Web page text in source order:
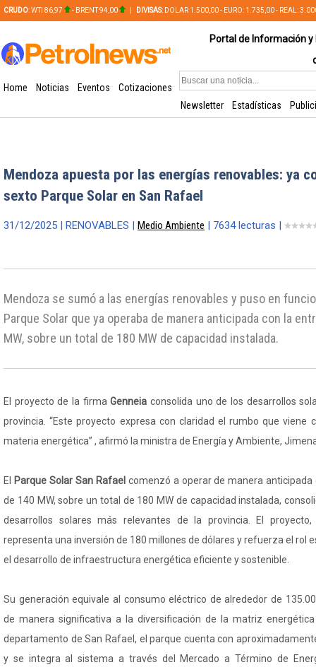
CRUDO: WTI 86,97 - BRENT 94,00 DIVISAS: DOLAR 1.500,00 - EURO: 1.735,00 - REAL:
Portal de Información
Home Noticias Eventos
Cotizaciones
Newsletter
Estadísticas
Mendoza apuesta por las energías renovables: ya
sexto Parque Solar en San Rafael
31/12/2025 | RENOVABLES | Medio Ambiente | 7634 lecturas |
Mendoza se sumó a las energías renovables y puso en
Parque Solar que ya operaba de manera anticipada con la
MW, sobre un total de 180 MW de capacidad instalada.
El proyecto de la firmaGenneiaconsolida uno de los desarrollos
provincia. “Este proyecto expresa con claridad el rumbo que viene
materia energética” , afirmó la ministra de Energía y Ambiente,
El Parque Solar San Rafael comenzó a operar de manera
de 140 MW, sobre un total de 180 MW de capacidad instalada,
desarrollos solares más relevantes de la provincia. El proyecto,
representa una inversión de 180 millones de dólares y refuerza el rol
el desarrollo de infraestructura energética eficiente y sostenible.
Su generación equivale al consumo eléctrico de alrededor de
de manera significativa a la diversificación de la matriz
departamento de San Rafael, el parque cuenta con
y se integra al sistema a través del Mercado a Término de